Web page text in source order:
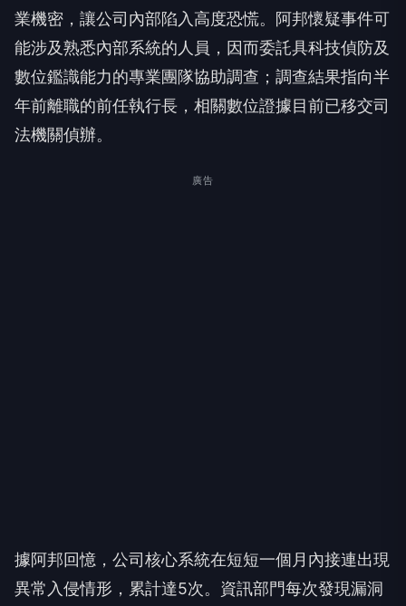
業機密，讓公司內部陷入高度恐慌。阿邦懷疑事件可
能涉及熟悉內部系統的人員，因而委託具科技偵防及
數位鑑識能力的專業團隊協助調查；調查結果指向半
年前離職的前任執行長，相關數位證據目前已移交司
法機關偵辦。
廣告
據阿邦回憶，公司核心系統在短短一個月內接連出現
異常入侵情形，累計達5次。資訊部門每次發現漏洞